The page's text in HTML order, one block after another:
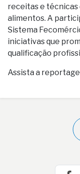
receitas e
alimentos. A
Sistema
iniciativas que
qualificação
Assista a